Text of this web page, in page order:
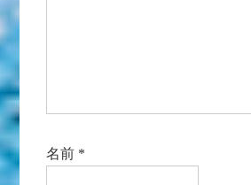
名前 *